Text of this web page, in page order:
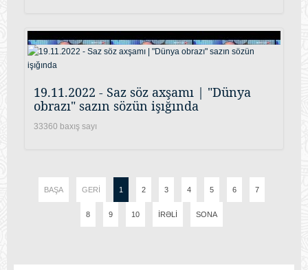
19.11.2022 - Saz söz axşamı | "Dünya
obrazı" sazın sözün işığında
33360 baxış sayı
BAŞA GERI 1 2 3 4 5 6 7
8 9 10 İRƏLI SONA